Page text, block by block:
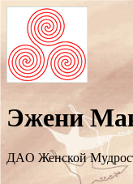
Эжени
ДAO Женской